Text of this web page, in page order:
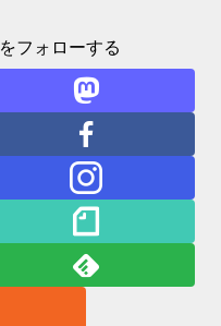
フォローする